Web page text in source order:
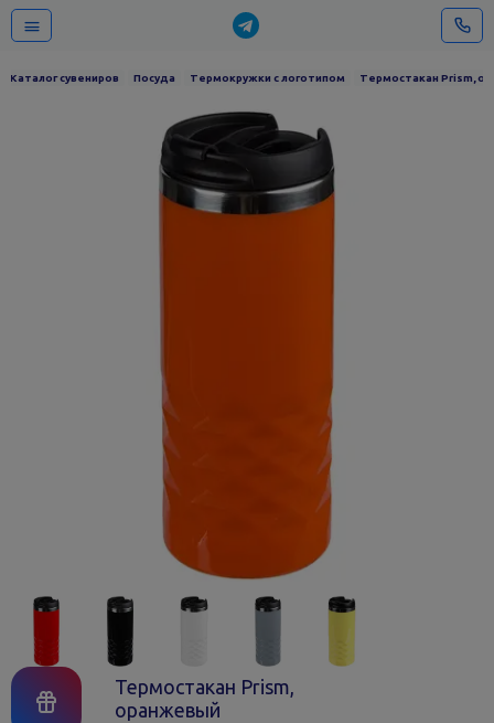
Каталог сувениров Посуда Термокружки с логотипом Термостакан Prism,
Термостакан Prism,
оранжевый